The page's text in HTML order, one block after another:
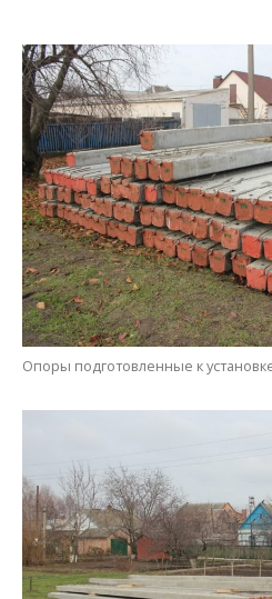
Опоры подготовленные к установке.
Улица Чалого, поселок Северный
МІТКИ: НОВОСТИ НИКОПОЛЯ